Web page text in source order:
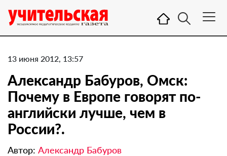
13 июня 2012, 13:57
Александр Бабуров, Омск:
Почему в Европе говорят по-
английски лучше, чем в
России?.
Автор: Александр Бабуров